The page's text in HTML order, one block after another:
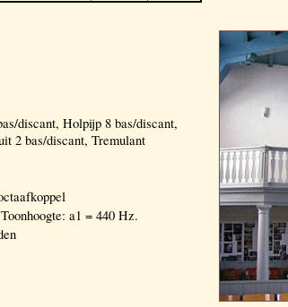
discant, Holpijp 8 bas/discant,
2 bas/discant, Tremulant
a1 = 440 Hz.